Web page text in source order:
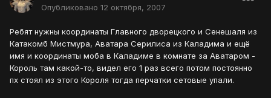
Опубликовано 12 октября, 2007
Ребят нужны координаты Главного дворецкого и Сенешаля из
Катакомб Мистмура, Аватара Серилиса из Каладима и ещё
имя и координаты моба в Каладиме в комнате за Аватаром -
Король там какой-то, видел его 1 раз всего потом постоянно
пх стоял из этого Короля тогда перчатки сетовые упали.